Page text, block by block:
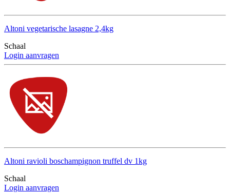
Altoni vegetarische lasagne 2,4kg
Schaal
Login aanvragen
Altoni ravioli boschampignon truffel dv 1kg
Schaal
Login aanvragen